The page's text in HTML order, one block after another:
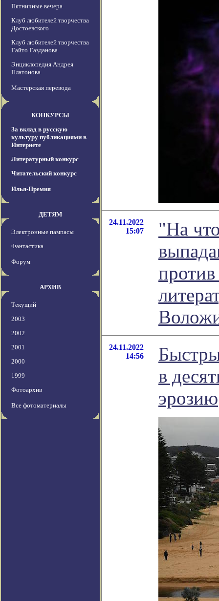
Пятничные вечера
Клуб любителей творчества
Достоевского
Клуб любителей творчества
Гайто Газданова
Энциклопедия Андрея
Платонова
Мастерская перевода
КОНКУРСЫ
За вклад в русскую
культуру публикациями в
Интернете
Литературный конкурс
Читательский конкурс
Илья-Премия
ДЕТЯМ
Электронные пампасы
Фантастика
Форум
АРХИВ
Текущий
2003
2002
2001
2000
1999
Фотоархив
Все фотоматериалы
24.11.2022
15:07
"На
24.11.2022
14:56
в
эрозию